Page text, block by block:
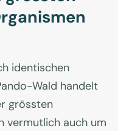
identischen
Wald handelt
grössten
vermutlich auch um